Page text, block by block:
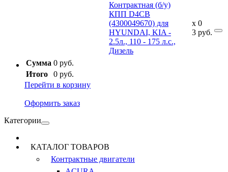
Контрактная (б/у)
КПП D4CB
(4300049670) для
HYUNDAI, KIA -
2.5л., 110 - 175 л.с.,
Дизель
x
3
0
руб.
Сумма 0 руб.
Итого
0 руб.
Перейти в корзину
Оформить заказ
Категории
КАТАЛОГ ТОВАРОВ
Контрактные двигатели